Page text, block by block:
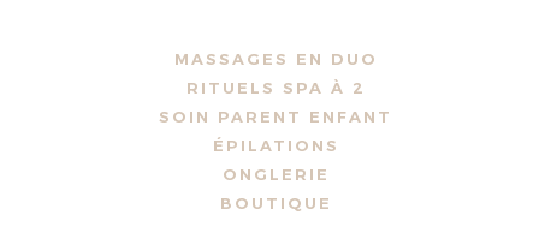
MASSAGES EN DUO
RITUELS SPA À 2
SOIN PARENT ENFANT
ÉPILATIONS
ONGLERIE
BOUTIQUE